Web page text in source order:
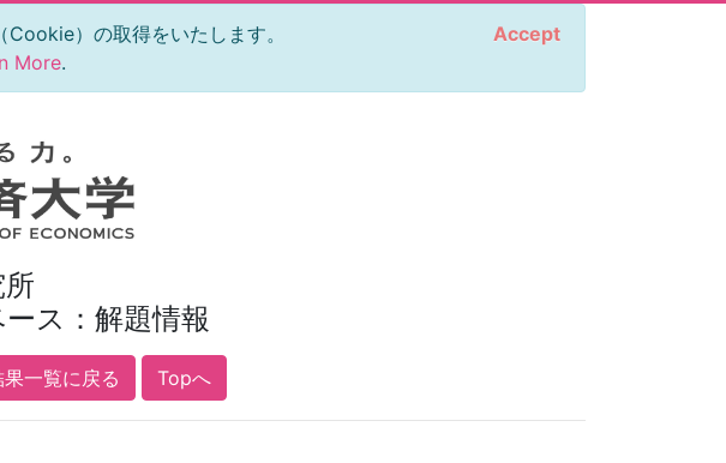
）の取得をいたします。
More.
Accept
ス：解題情報
一覧に戻る Topへ